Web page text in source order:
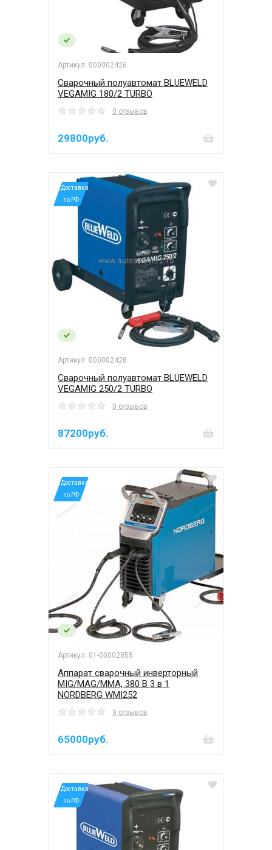
Артикул: 000002426
Сварочный полуавтомат BLUEWELD
VEGAMIG 180/2 TURBO
0 отзывов
29800руб.
*Доставка
по РФ
Артикул: 000002428
Сварочный полуавтомат BLUEWELD
VEGAMIG 250/2 TURBO
0 отзывов
87200руб.
*Доставка
по РФ
Артикул: 01-00002855
Аппарат сварочный инверторный
MIG/MAG/MMA, 380 В 3 в 1
NORDBERG WMI252
0 отзывов
65000руб.
*Доставка
по РФ